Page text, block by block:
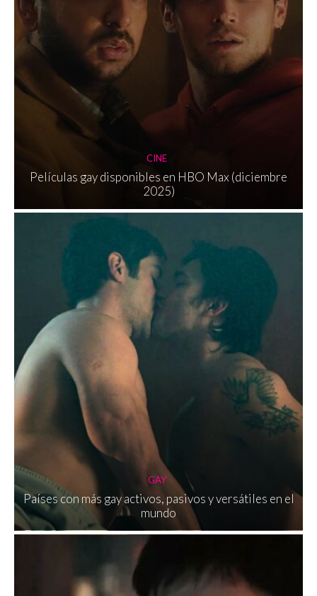
CINE
Películas gay disponibles en HBO Max (diciembre
2025)
GAY
Países con más gay activos, pasivos y versátiles en el
mundo